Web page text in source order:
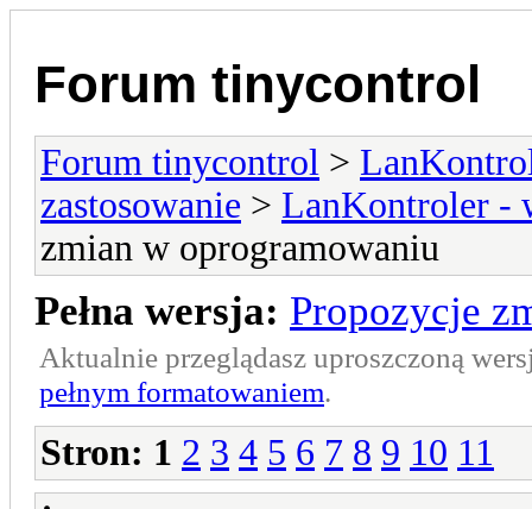
Forum tinycontrol
Forum tinycontrol >
zastosowanie > LanKontroler -
zmian w oprogramowaniu
Pełna wersja: Propozycje
Aktualnie przeglądasz uproszczoną
pełnym formatowaniem.
Stron: 1 2 3 4 5 6 7 8 9 10 11